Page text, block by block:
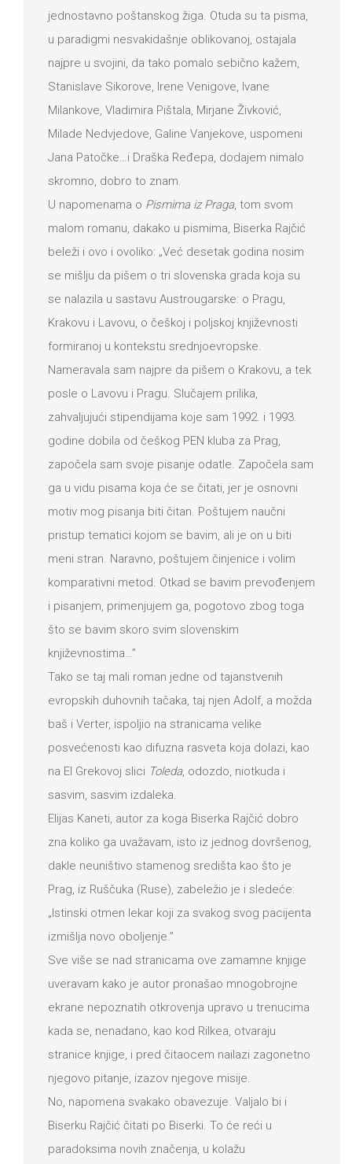
jednostavno poštanskog žiga. Otuda su ta pisma,
u paradigmi nesvakidašnje oblikovanoj, ostajala
najpre u svojini, da tako pomalo sebično kažem,
Stanislave Sikorove, Irene Venigove, Ivane
Milankove, Vladimira Pištala, Mirjane Živković,
Milade Nedvjedove, Galine Vanjekove, uspomeni
Jana Patočke…i Draška Ređepa, dodajem nimalo
skromno, dobro to znam.
U napomenama o Pismima iz Praga, tom svom
malom romanu, dakako u pismima, Biserka Rajčić
beleži i ovo i ovoliko: „Već desetak godina nosim
se mišlju da pišem o tri slovenska grada koja su
se nalazila u sastavu Austrougarske: o Pragu,
Krakovu i Lavovu, o češkoj i poljskoj književnosti
formiranoj u kontekstu srednjoevropske.
Nameravala sam najpre da pišem o Krakovu, a tek
posle o Lavovu i Pragu. Slučajem prilika,
zahvaljujući stipendijama koje sam 1992. i 1993.
godine dobila od češkog PEN kluba za Prag,
započela sam svoje pisanje odatle. Započela sam
ga u vidu pisama koja će se čitati, jer je osnovni
motiv mog pisanja biti čitan. Poštujem naučni
pristup tematici kojom se bavim, ali je on u biti
meni stran. Naravno, poštujem činjenice i volim
komparativni metod. Otkad se bavim prevođenjem
i pisanjem, primenjujem ga, pogotovo zbog toga
što se bavim skoro svim slovenskim
književnostima…”
Tako se taj mali roman jedne od tajanstvenih
evropskih duhovnih tačaka, taj njen Adolf, a možda
baš i Verter, ispoljio na stranicama velike
posvećenosti kao difuzna rasveta koja dolazi, kao
na El Grekovoj slici Toleda, odozdo, niotkuda i
sasvim, sasvim izdaleka.
Elijas Kaneti, autor za koga Biserka Rajčić dobro
zna koliko ga uvažavam, isto iz jednog dovršenog,
dakle neuništivo stamenog središta kao što je
Prag, iz Ruščuka (Ruse), zabeležio je i sledeće:
„Istinski otmen lekar koji za svakog svog pacijenta
izmišlja novo oboljenje.”
Sve više se nad stranicama ove zamamne knjige
uveravam kako je autor pronašao mnogobrojne
ekrane nepoznatih otkrovenja upravo u trenucima
kada se, nenadano, kao kod Rilkea, otvaraju
stranice knjige, i pred čitaocem nailazi zagonetno
njegovo pitanje, izazov njegove misije.
No, napomena svakako obavezuje. Valjalo bi i
Biserku Rajčić čitati po Biserki. To će reći u
paradoksima novih značenja, u kolažu